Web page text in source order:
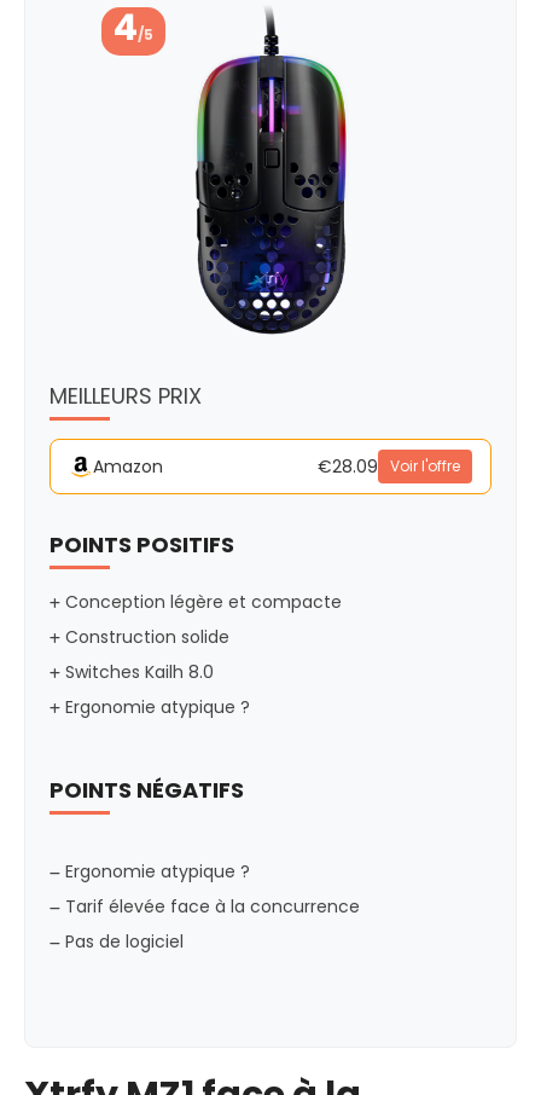
4/5
MEILLEURS PRIX
Amazon €28.09 Voir l'offre
POINTS POSITIFS
Conception légère et compacte
Construction solide
Switches Kailh 8.0
Ergonomie atypique ?
POINTS NÉGATIFS
Ergonomie atypique ?
Tarif élevée face à la concurrence
Pas de logiciel